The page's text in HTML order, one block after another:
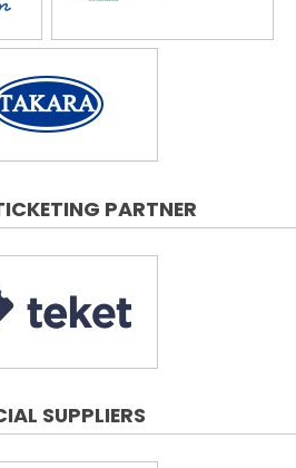
PARTNER
SUPPLIERS